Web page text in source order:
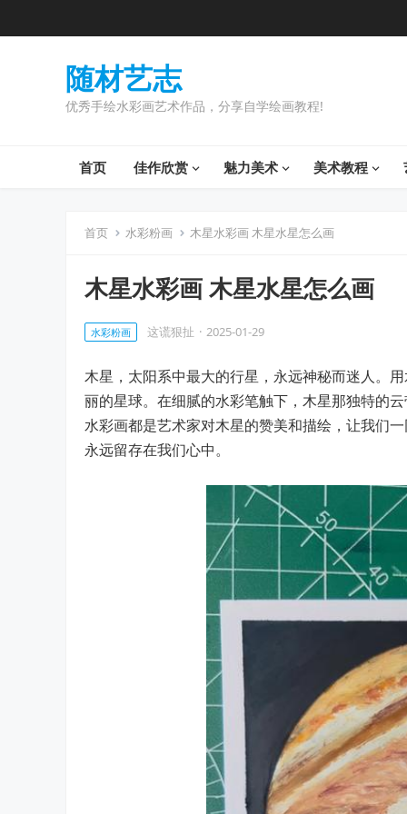
随材艺志
优秀手绘水彩画艺术作品，分享自学绘画教程!
首页 佳作欣赏 魅力美术 美术教程
首页 水彩粉画 木星水彩画 木星水星怎么画
木星水彩画 木星水星怎么画
水彩粉画 这谎狠扯 · 2025-01-29
木星，太阳系中最大的行星，永远神秘而迷人。
丽的星球。在细腻的水彩笔触下，木星那独特的
水彩画都是艺术家对木星的赞美和描绘，让我们
永远留存在我们心中。